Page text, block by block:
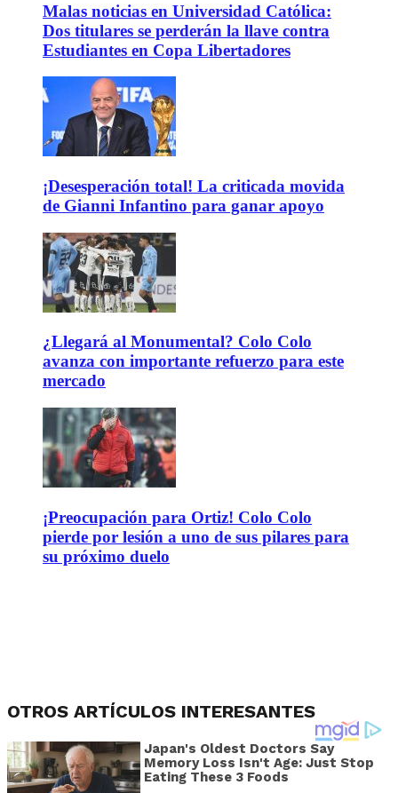
Malas noticias en Universidad Católica:
Dos titulares se perderán la llave contra
Estudiantes en Copa Libertadores
¡Desesperación total! La criticada movida
de Gianni Infantino para ganar apoyo
¿Llegará al Monumental? Colo Colo
avanza con importante refuerzo para este
mercado
¡Preocupación para Ortiz! Colo Colo
pierde por lesión a uno de sus pilares para
su próximo duelo
OTROS ARTÍCULOS INTERESANTES
Japan's Oldest Doctors Say
Memory Loss Isn't Age: Just Stop
Eating These 3 Foods